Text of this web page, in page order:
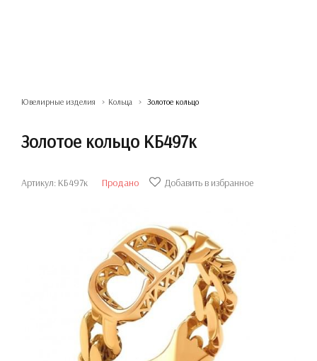
Ювелирные изделия Кольца Золотое кольцо
Золотое кольцо КБ497к
Артикул: КБ497к Продано Добавить в избранное